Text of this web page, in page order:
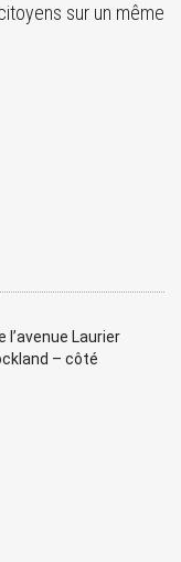
sur un même
l’avenue Laurier
– côté